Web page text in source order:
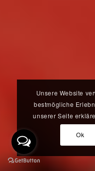
Unsere Website
bestmögliche
unserer Seite
Ok